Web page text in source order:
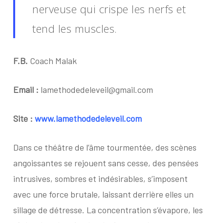
nerveuse qui crispe les nerfs et
tend les muscles.
F.B. Coach Malak
Email : lamethodedeleveil@gmail.com
Site : www.lamethodedeleveil.com
Dans ce théâtre de l’âme tourmentée, des scènes
angoissantes se rejouent sans cesse, des pensées
intrusives, sombres et indésirables, s’imposent
avec une force brutale, laissant derrière elles un
sillage de détresse. La concentration s’évapore, les